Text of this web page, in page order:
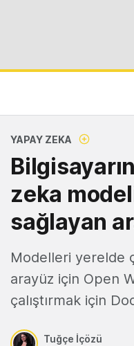
YAPAY ZEKA
zeka
sağlayan
Modelleri yerelde
arayüz için Open
çalıştırmak için
Tuğçe İçözü